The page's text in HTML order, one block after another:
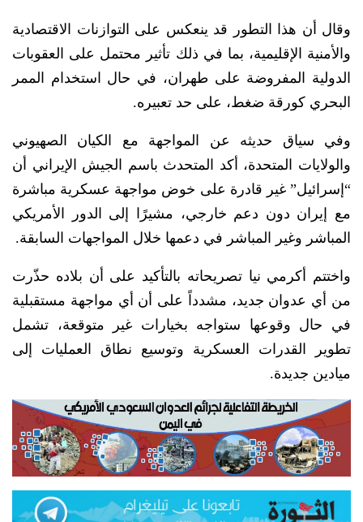
وقال أن هذا التطور قد ينعكس على التوازنات الاقتصادية
والأمنية الإقليمية، بما في ذلك تأثير محتمل على العقوبات
الدولية المفروضة على طهران، في حال استخدام الممر
البحري كورقة ضغط، على حد تعبيره.
وفي سياق حديثه عن المواجهة مع الكيان الصهيوني
والولايات المتحدة، أكد المتحدث باسم الجيش الإيراني أن
“إسرائيل” غير قادرة على خوض مواجهة عسكرية مباشرة
مع إيران دون دعم خارجي، مشيرًا إلى الدور الأمريكي
المباشر وغير المباشر في دعمها خلال المواجهات السابقة.
واختتم أكرمي نيا تصريحاته بالتأكيد على أن بلاده حذّرت
من أي عدوان جديد، مشدداً على أن أي مواجهة مستقبلية
في حال وقوعها ستواجه بخيارات غير متوقعة، تشمل
تطوير القدرات العسكرية وتوسيع نطاق العمليات إلى
ميادين جديدة.